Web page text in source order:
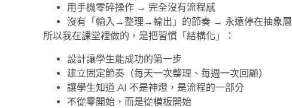
用手機零碎操作 → 完全沒有流程感
沒有「輸入→整理→輸出」的節奏 → 永遠停在抽象層
所以我在課堂裡做的，是把習慣「結構化」：
設計讓學生能成功的第一步
建立固定節奏（每天一次整理、每週一次回顧）
讓學生知道 AI 不是神燈，是流程的一部分
不從零開始，而是從模板開始